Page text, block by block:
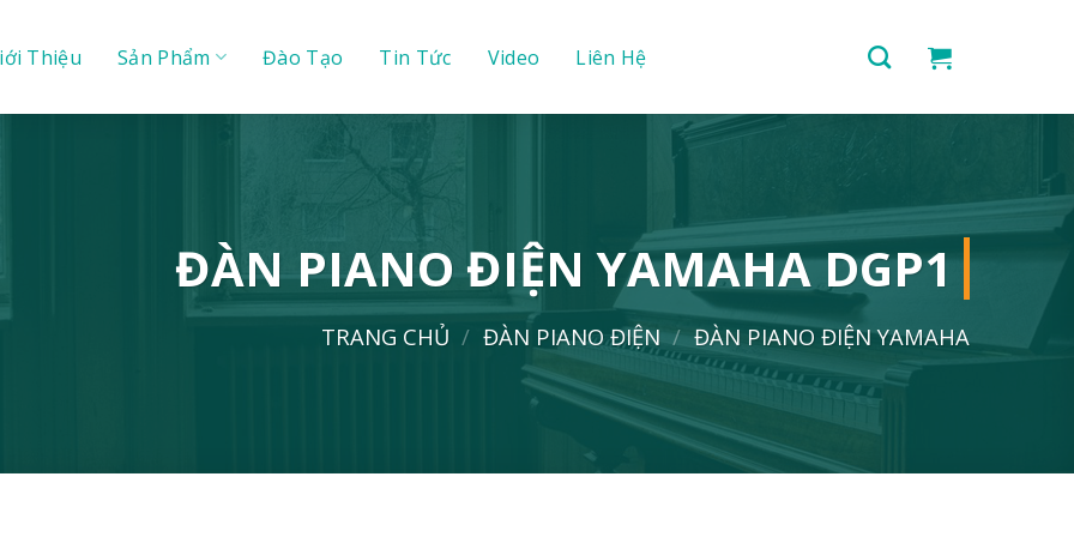
Thiệu Sản Phẩm Đào Tạo Tin Tức Video Liên Hệ
ĐÀN PIANO ĐIỆN YAMAHA DGP1
TRANG CHỦ / ĐÀN PIANO ĐIỆN / ĐÀN PIANO ĐIỆN YAMAHA